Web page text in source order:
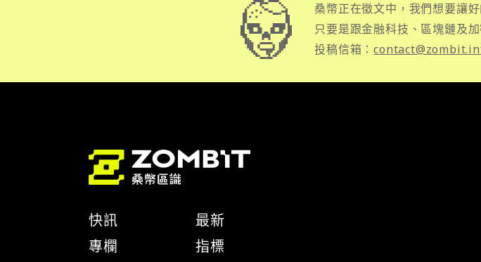
桑幣正在徵文中，我們想要讓
只要是跟金融科技、區塊鏈及
投稿信箱：
快訊
專欄
最新
指標